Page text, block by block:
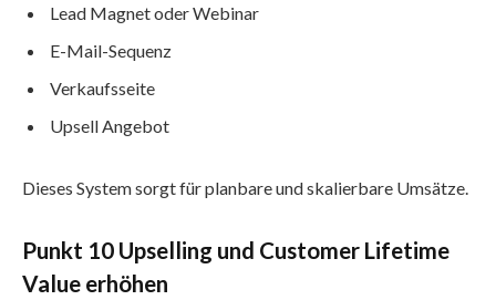
Lead Magnet oder Webinar
E-Mail-Sequenz
Verkaufsseite
Upsell Angebot
Dieses System sorgt für planbare und skalierbare Umsätze.
Punkt 10 Upselling und Customer Lifetime
Value erhöhen